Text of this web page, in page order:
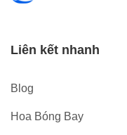
Liên kết nhanh
Blog
Hoa Bóng Bay